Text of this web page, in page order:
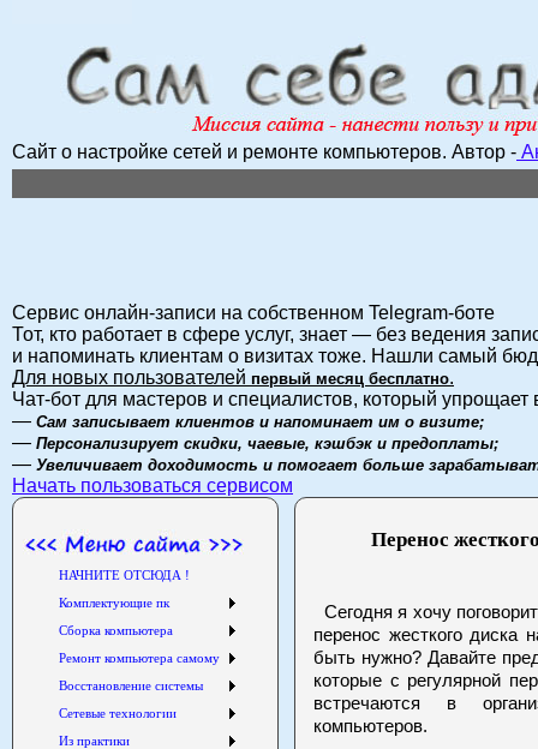
Сайт о настройке сетей и ремонте компьютеров. Автор -
Сервис онлайн-записи на собственном Telegram-боте
Тот, кто работает в сфере услуг, знает — без ведения
и напоминать клиентам о визитах тоже. Нашли самый
Для новых пользователей первый месяц бесплатно.
Чат-бот для мастеров и специалистов, который упрощает
— Сам записывает клиентов и напоминает им о визите;
— Персонализирует скидки, чаевые, кэшбэк и предоплаты;
— Увеличивает доходимость и помогает больше
Начать пользоваться сервисом
НАЧНИТЕ ОТСЮДА !
Комплектующие пк
Сборка компьютера
Ремонт компьютера самому
Восстановление системы
Сетевые технологии
Из практики
Перенос
Сегодня я хочу
перенос жесткого диска
быть нужно? Давайте
которые с регулярной
встречаются в
компьютеров.